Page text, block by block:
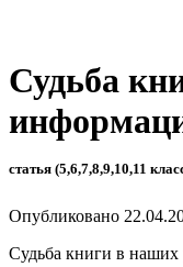
Судьба
статья (5,6,7,8,9,10,11
Опубликовано
Судьба книги в наших